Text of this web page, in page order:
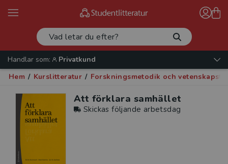
Handlar som:
Privatkund
Hem / Kurslitteratur / Forskningsmetodik och
Att förklara samhället
Skickas följande arbetsdag